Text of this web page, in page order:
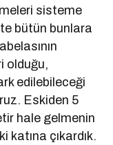
sisteme
bütün bunlara
olduğu,
edilebileceği
Eskiden 5
hale gelmenin
katına çıkardık.